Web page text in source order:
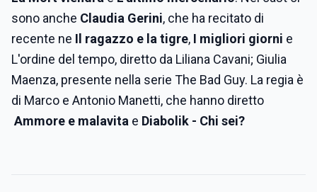
sono anche Claudia Gerini, che ha recitato di
recente ne Il ragazzo e la tigre, I migliori giorni e
L'ordine del tempo, diretto da Liliana Cavani; Giulia
Maenza, presente nella serie The Bad Guy. La regia è
di Marco e Antonio Manetti, che hanno diretto
Ammore e malavita e Diabolik - Chi sei?